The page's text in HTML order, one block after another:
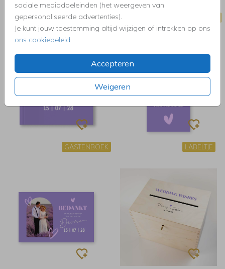
sociale mediadoeleinden (het weergeven van
gepersonaliseerde advertenties).
Je kunt jouw toestemming altijd wijzigen of intrekken op ons
ons cookiebeleid.
Accepteren
Weigeren
GELOFTENKAART
GASTENBOEK LABELTJE